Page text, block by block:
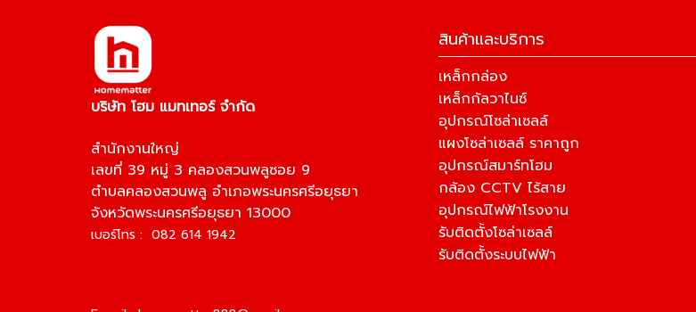
บริษัท โฮม แมทเทอร์ จำกัด
สำนักงานใหญ่
เลขที่ 39 หมู่ 3 คลองสวนพลูซอย 9
ตำบลคลองสวนพลู อำเภอพระนครศรีอยุธยา
จังหวัดพระนครศรีอยุธยา 13000
เบอร์โทร : 082 614 1942
สินค้าและบริการ
เหล็กกล่อง
เหล็กกัลวาไนซ์
อุปกรณ์โซล่าเซลล์
แผงโซล่าเซลล์ ราคาถูก
อุปกรณ์สมาร์ทโฮม
กล้อง CCTV ไร้สาย
อุปกรณ์ไฟฟ้าโรงงาน
รับติดตั้งโซล่าเซลล์
รับติดตั้งระบบไฟฟ้า